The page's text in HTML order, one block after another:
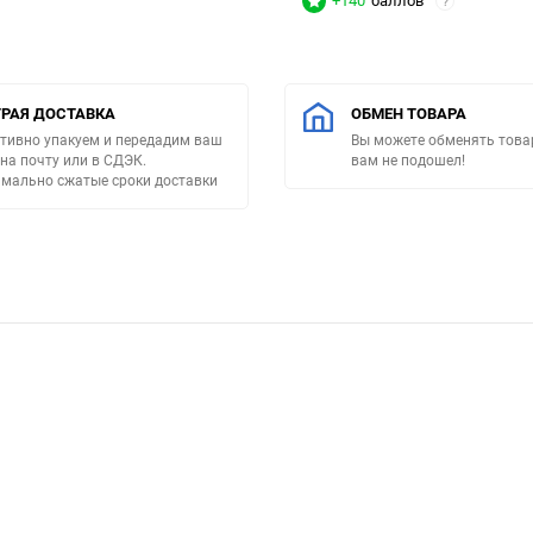
ДОСТАВКА
упакуем и передадим ваш
почту или в СДЭК.
сжатые сроки доставки
ОБМЕН ТОВАРА
Вы можете обменять
вам не подошел!